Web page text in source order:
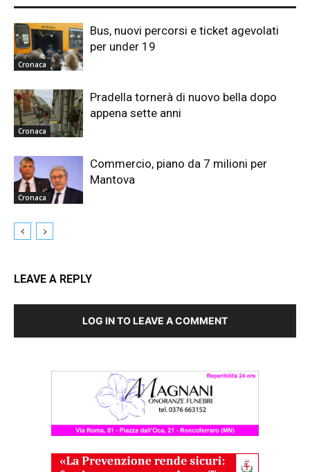
Cronaca
Bus, nuovi percorsi e ticket agevolati
per under 19
Cronaca
Pradella tornerà di nuovo bella dopo
appena sette anni
Cronaca
Commercio, piano da 7 milioni per
Mantova
LEAVE A REPLY
LOG IN TO LEAVE A COMMENT